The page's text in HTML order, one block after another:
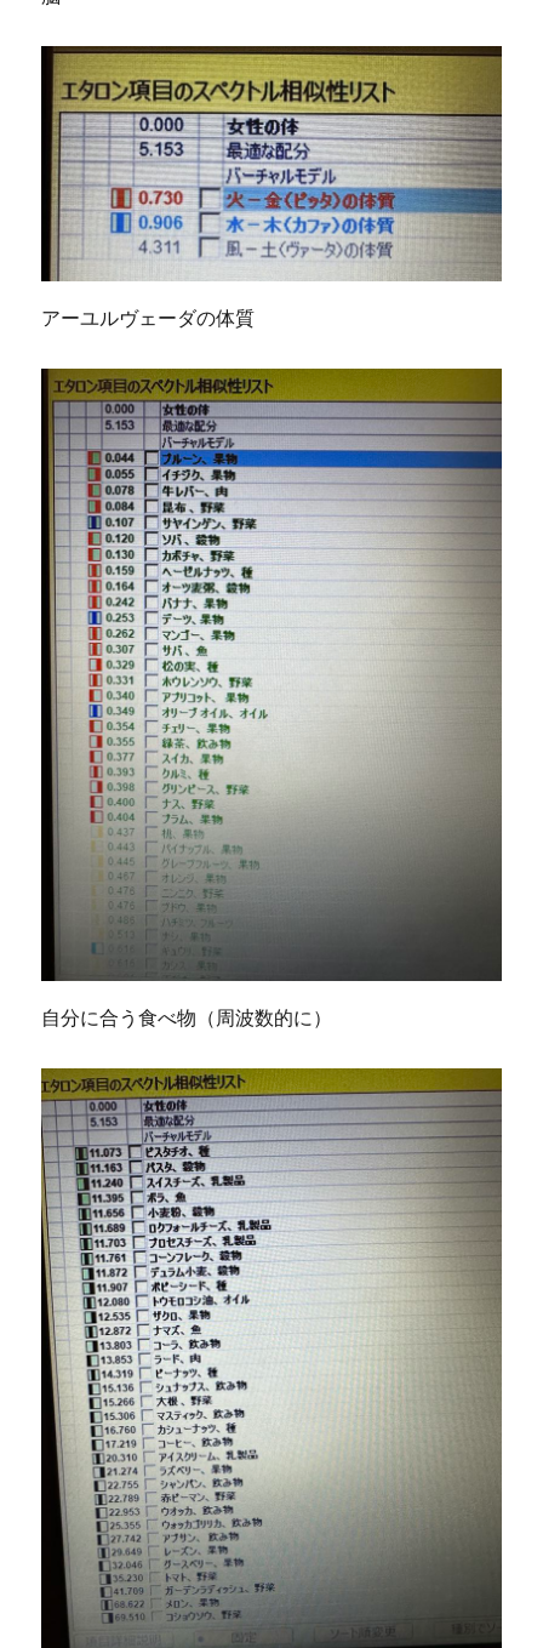
アーユルヴェーダの体質
自分に合う食べ物（周波数的に）